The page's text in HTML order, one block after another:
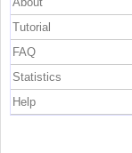
Tutorial
FAQ
Statistics
Help